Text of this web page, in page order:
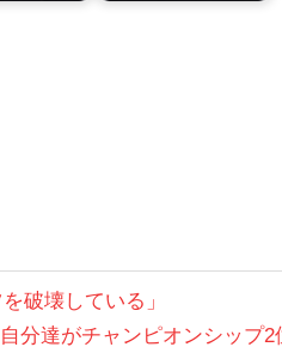
破壊している」
分達がチャンピオンシップ2